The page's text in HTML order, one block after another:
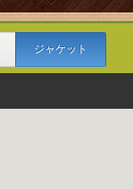
ジャケット